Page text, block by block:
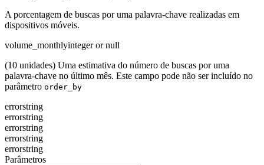
A porcentagem de buscas por uma palavra-chave realizadas em
dispositivos móveis.
volume_monthlyinteger or null
(10 unidades) Uma estimativa do número de buscas por uma
palavra-chave no último mês. Este campo pode não ser incluído no
parâmetro order_by
errorstring
errorstring
errorstring
errorstring
errorstring
Parâmetros